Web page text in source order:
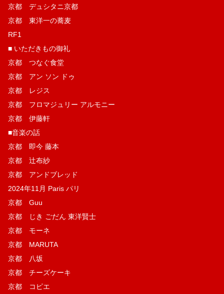
京都 デュシタニ京都
京都 東洋一の蕎麦
RF1
■ いただきもの御礼
京都 つなぐ食堂
京都 アン ソン ドゥ
京都 レジス
京都 フロマジュリー アルモニー
京都 伊藤軒
■音楽の話
京都 即今 藤本
京都 辻布紗
京都 アンドブレッド
2024年11月 Paris パリ
京都 Guu
京都 じき ごだん 東洋賢士
京都 モーネ
京都 MARUTA
京都 八坂
京都 チーズケーキ
京都 コピエ